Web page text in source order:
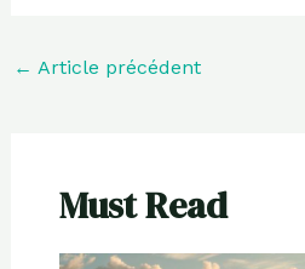
← Article précédent
Must Read